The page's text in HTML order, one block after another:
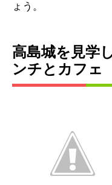
ょう。
高島城を見学
ンチとカフェ